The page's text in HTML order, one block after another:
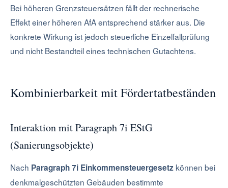
Bei höheren Grenzsteuersätzen fällt der rechnerische
Effekt einer höheren AfA entsprechend stärker aus. Die
konkrete Wirkung ist jedoch steuerliche Einzelfallprüfung
und nicht Bestandteil eines technischen Gutachtens.
Kombinierbarkeit mit Fördertatbeständen
Interaktion mit Paragraph 7i EStG
(Sanierungsobjekte)
Nach Paragraph 7i Einkommensteuergesetz können bei
denkmalgeschützten Gebäuden bestimmte